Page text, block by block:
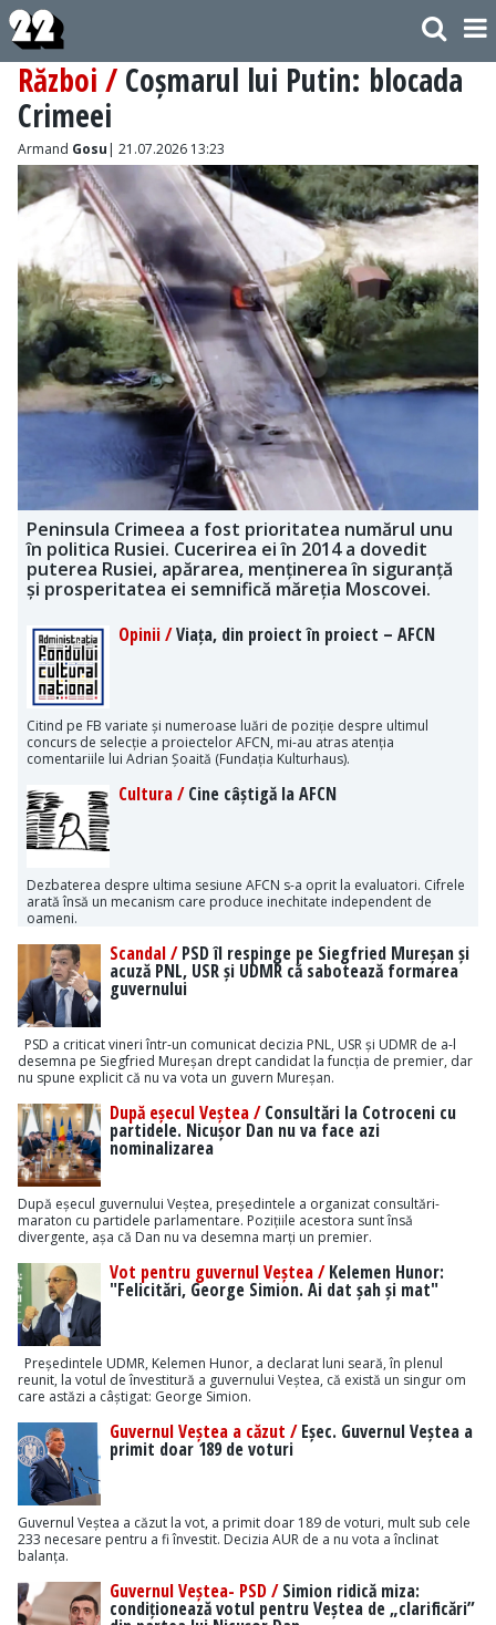
Război / Coșmarul lui Putin: blocada
Crimeei
Armand Gosu | 21.07.2026 13:23
Peninsula Crimeea a fost prioritatea numărul unu
în politica Rusiei. Cucerirea ei în 2014 a dovedit
puterea Rusiei, apărarea, menținerea în siguranță
și prosperitatea ei semnifică măreția Moscovei.
Opinii /Viața, din proiect în proiect – AFCN
Citind pe FB variate și numeroase luări de poziție despre ultimul
concurs de selecție a proiectelor AFCN, mi-au atras atenția
comentariile lui Adrian Șoaită (Fundația Kulturhaus).
Cultura /Cine câștigă la AFCN
Dezbaterea despre ultima sesiune AFCN s-a oprit la evaluatori. Cifrele
arată însă un mecanism care produce inechitate independent de
oameni.
Scandal /PSD îl respinge pe Siegfried Mureșan și
acuză PNL, USR și UDMR că sabotează formarea
guvernului
PSD a criticat vineri într-un comunicat decizia PNL, USR și UDMR de a-l
desemna pe Siegfried Mureșan drept candidat la funcția de premier, dar
nu spune explicit că nu va vota un guvern Mureșan.
După eșecul Veștea /Consultări la Cotroceni cu
partidele. Nicușor Dan nu va face azi
nominalizarea
După eșecul guvernului Veștea, președintele a organizat consultări-
maraton cu partidele parlamentare. Pozițiile acestora sunt însă
divergente, așa că Dan nu va desemna marți un premier.
Vot pentru guvernul Veștea /Kelemen Hunor:
"Felicitări, George Simion. Ai dat șah și mat"
Președintele UDMR, Kelemen Hunor, a declarat luni seară, în plenul
reunit, la votul de învestitură a guvernului Veștea, că există un singur om
care astăzi a câștigat: George Simion.
Guvernul Veștea a căzut /Eșec. Guvernul Veștea a
primit doar 189 de voturi
Guvernul Veștea a căzut la vot, a primit doar 189 de voturi, mult sub cele
233 necesare pentru a fi învestit. Decizia AUR de a nu vota a înclinat
balanța.
Guvernul Veștea- PSD /Simion ridică miza:
condiționează votul pentru Veștea de „clarificări”